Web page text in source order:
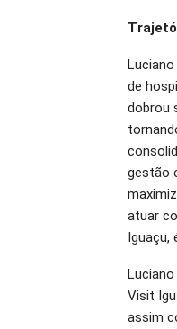
de
dobrou
gestão
atuar
Iguaçu,
Visit
assim